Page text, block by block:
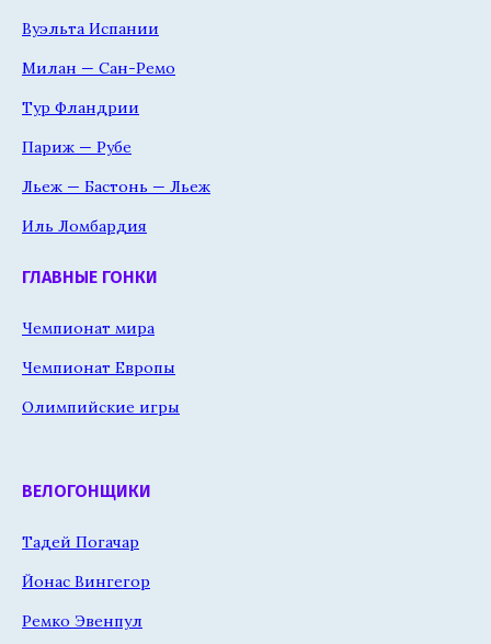
Вуэльта Испании
Милан — Сан-Ремо
Тур Фландрии
Париж — Рубе
Льеж — Бастонь — Льеж
Иль Ломбардия
ГЛАВНЫЕ ГОНКИ
Чемпионат мира
Чемпионат Европы
Олимпийские игры
ВЕЛОГОНЩИКИ
Тадей Погачар
Йонас Вингегор
Ремко Эвенпул